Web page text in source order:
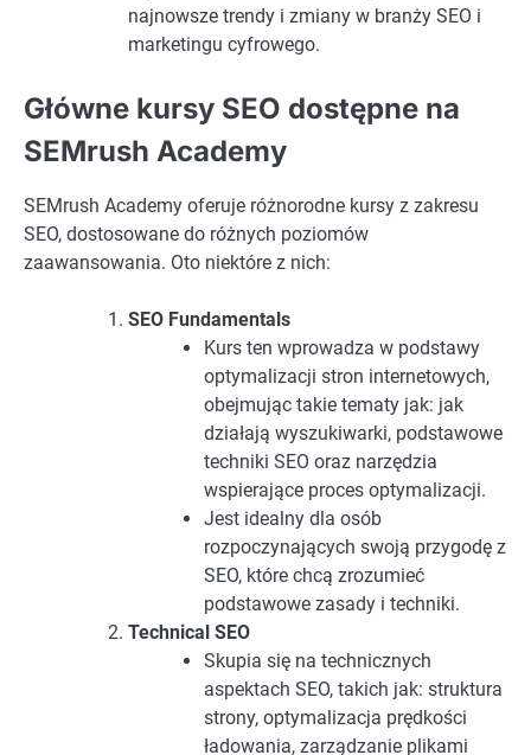
najnowsze trendy i zmiany w branży SEO i
marketingu cyfrowego.
Główne kursy SEO dostępne na
SEMrush Academy
SEMrush Academy oferuje różnorodne kursy z zakresu
SEO, dostosowane do różnych poziomów
zaawansowania. Oto niektóre z nich:
SEO Fundamentals
Kurs ten wprowadza w podstawy
optymalizacji stron internetowych,
obejmując takie tematy jak: jak
działają wyszukiwarki, podstawowe
techniki SEO oraz narzędzia
wspierające proces optymalizacji.
Jest idealny dla osób
rozpoczynających swoją przygodę z
SEO, które chcą zrozumieć
podstawowe zasady i techniki.
Technical SEO
Skupia się na technicznych
aspektach SEO, takich jak: struktura
strony, optymalizacja prędkości
ładowania, zarządzanie plikami